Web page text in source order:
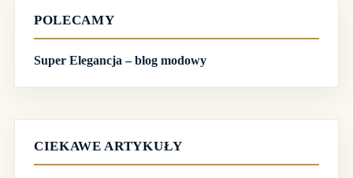
POLECAMY
Super Elegancja – blog modowy
CIEKAWE ARTYKUŁY